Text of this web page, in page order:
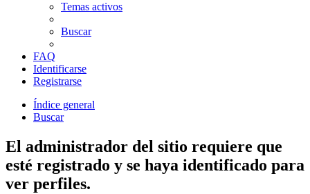
Temas activos
Buscar
FAQ
Identificarse
Registrarse
Índice general
Buscar
El administrador del sitio requiere que
esté registrado y se haya identificado para
ver perfiles.